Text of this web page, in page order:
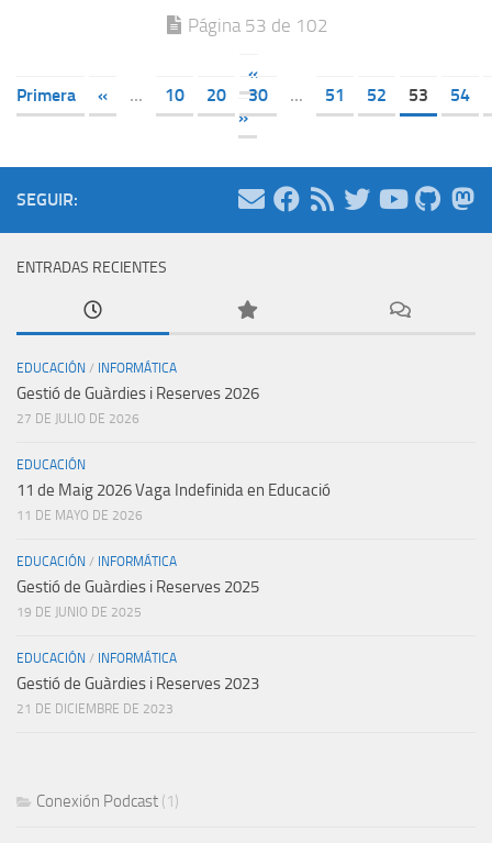
Página 53 de 102
«
Primera
« ... 10 20 30 ... 51 52 53
54
»
SEGUIR:
ENTRADAS RECIENTES
EDUCACIÓN / INFORMÁTICA
Gestió de Guàrdies i Reserves 2026
27 DE JULIO DE 2026
EDUCACIÓN
11 de Maig 2026 Vaga Indefinida en Educació
11 DE MAYO DE 2026
EDUCACIÓN / INFORMÁTICA
Gestió de Guàrdies i Reserves 2025
19 DE JUNIO DE 2025
EDUCACIÓN / INFORMÁTICA
Gestió de Guàrdies i Reserves 2023
21 DE DICIEMBRE DE 2023
Conexión Podcast (1)